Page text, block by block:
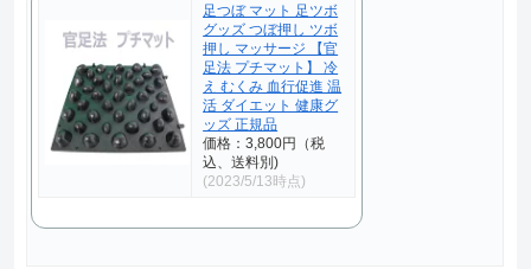
足つぼ マット 足ツボ
グッズ つぼ押し ツボ
押し マッサージ 【官
足法 プチマット】 冷
え むくみ 血行促進 温
活 ダイエット 健康グ
ッズ 正規品
価格：3,800円（税
込、送料別)
(2023/5/13時点)